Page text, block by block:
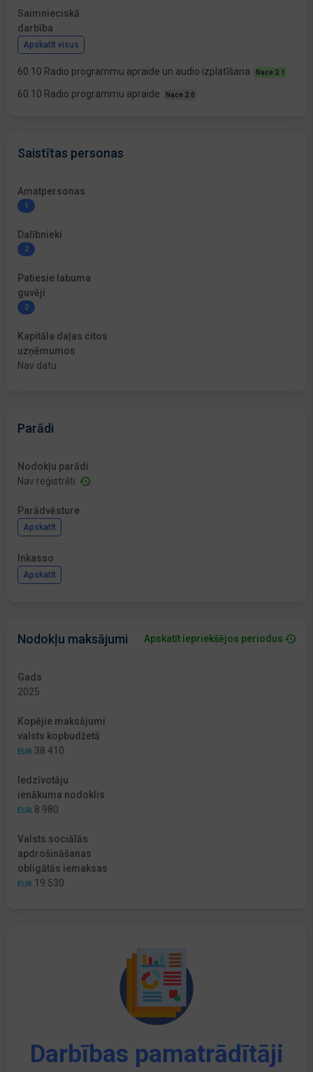
Saimnieciskā
darbība
Apskatīt visus
60.10 Radio programmu apraide un audio izplatīšana Nace 2.1
60.10 Radio programmu apraide Nace 2.0
Saistītas personas
Amatpersonas
1
Dalībnieki
2
Patiesie labuma
guvēji
2
Kapitāla daļas citos
uzņēmumos
Nav datu
Parādi
Nodokļu parādi
Nav reģistrēti
Parādvēsture
Apskatīt
Inkasso
Apskatīt
Nodokļu maksājumi Apskatīt iepriekšējos periodus
Gads
2025
Kopējie maksājumi
valsts kopbudžetā
EUR 38 410
Iedzīvotāju
ienākuma nodoklis
EUR 8 980
Valsts sociālās
apdrošināšanas
obligātās iemaksas
EUR 19 530
Darbības pamatrādītāji